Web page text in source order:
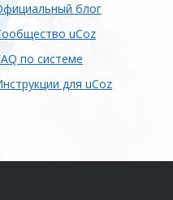
блог
uCoz
по системе
для uCoz